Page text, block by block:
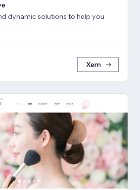
dynamic solutions to help you
Xem